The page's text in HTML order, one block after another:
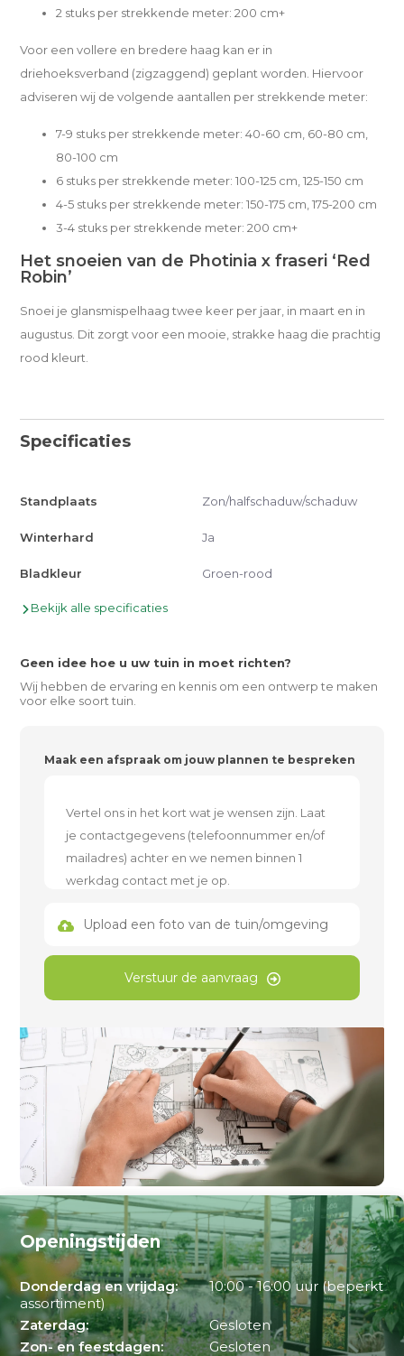
2 stuks per strekkende meter: 200 cm+
Voor een vollere en bredere haag kan er in
driehoeksverband (zigzaggend) geplant worden. Hiervoor
adviseren wij de volgende aantallen per strekkende meter:
7-9 stuks per strekkende meter: 40-60 cm, 60-80 cm,
80-100 cm
6 stuks per strekkende meter: 100-125 cm, 125-150 cm
4-5 stuks per strekkende meter: 150-175 cm, 175-200 cm
3-4 stuks per strekkende meter: 200 cm+
Het snoeien van de Photinia x fraseri ‘Red
Robin’
Snoei je glansmispelhaag twee keer per jaar, in maart en in
augustus. Dit zorgt voor een mooie, strakke haag die prachtig
rood kleurt.
Specificaties
Standplaats Zon/halfschaduw/schaduw
Winterhard Ja
Bladkleur Groen-rood
Bekijk alle specificaties
Geen idee hoe u uw tuin in moet richten?
Wij hebben de ervaring en kennis om een ontwerp te maken
voor elke soort tuin.
Maak een afspraak om jouw plannen te bespreken
Upload een foto van de tuin/omgeving
Verstuur de aanvraag
Openingstijden
Donderdag en vrijdag:
10:00 - 16:00 uur (beperkt
assortiment)
Zaterdag:
Gesloten
Zon- en feestdagen:
Gesloten